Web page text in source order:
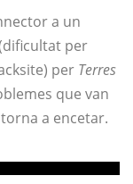
a un
per
per Terres
que van
a encetar.